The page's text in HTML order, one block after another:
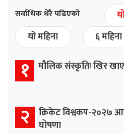
सर्वाधिक धेरै पढिएको
यो महिना
६ महिना
१ मौलिक संस्कृतिः खिर
२
क्रिकेट विश्वकप-२०२७
घोषणा